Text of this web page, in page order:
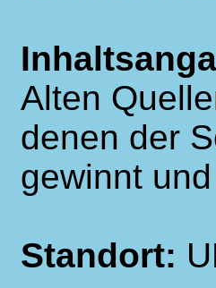
Alten
denen der
gewinnt
Standort: